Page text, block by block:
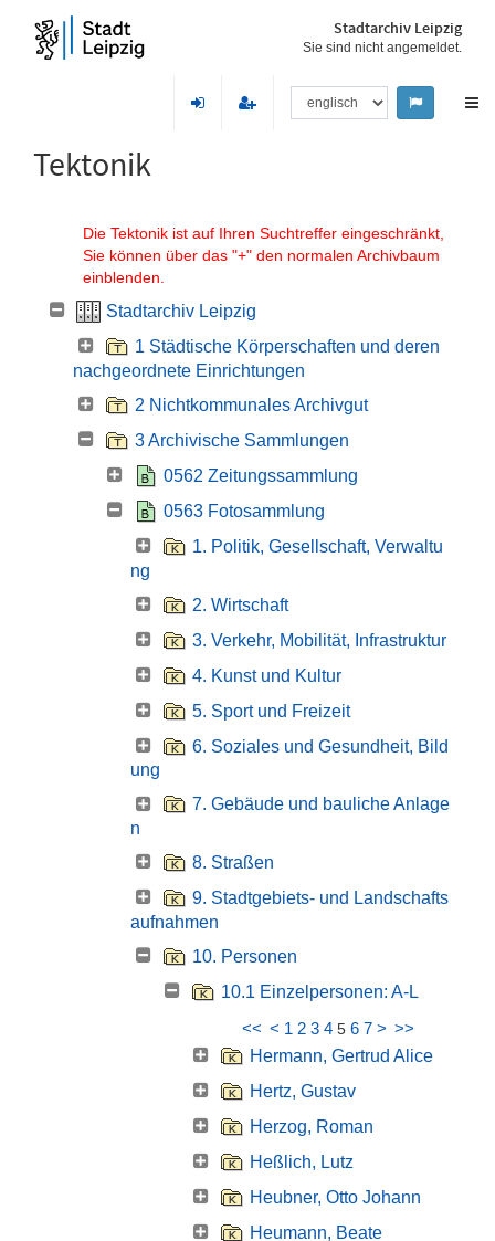
Stadtarchiv Leipzig
Sie sind nicht angemeldet.
Tektonik
Die Tektonik ist auf Ihren Suchtreffer eingeschränkt,
Sie können über das "+" den normalen Archivbaum
einblenden.
Stadtarchiv Leipzig
1 Städtische Körperschaften und deren
nachgeordnete Einrichtungen
2 Nichtkommunales Archivgut
3 Archivische Sammlungen
0562 Zeitungssammlung
0563 Fotosammlung
1. Politik, Gesellschaft, Verwaltu
ng
2. Wirtschaft
3. Verkehr, Mobilität, Infrastruktur
4. Kunst und Kultur
5. Sport und Freizeit
6. Soziales und Gesundheit, Bild
ung
7. Gebäude und bauliche Anlage
n
8. Straßen
9. Stadtgebiets- und Landschafts
aufnahmen
10. Personen
10.1 Einzelpersonen: A-L
<< < 1 2 3 4 5 6 7 > >>
Hermann, Gertrud Alice
Hertz, Gustav
Herzog, Roman
Heßlich, Lutz
Heubner, Otto Johann
Heumann, Beate